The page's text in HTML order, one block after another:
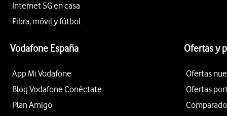
Internet 5G en casa
Fibra, móvil y fútbol
Vodafone España
App Mi Vodafone
Blog Vodafone Conéctate
Plan Amigo
Ofertas y
Ofertas
Ofertas